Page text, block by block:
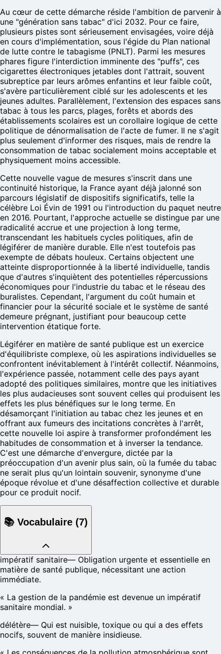
Au cœur de cette démarche réside l'ambition de parvenir à
une "génération sans tabac" d'ici 2032. Pour ce faire,
plusieurs pistes sont sérieusement envisagées, voire déjà
en cours d'implémentation, sous l'égide du Plan national
de lutte contre le tabagisme (PNLT). Parmi les mesures
phares figure l'interdiction imminente des "puffs", ces
cigarettes électroniques jetables dont l'attrait, souvent
subreptice par leurs arômes enfantins et leur faible coût,
s'avère particulièrement ciblé sur les adolescents et les
jeunes adultes. Parallèlement, l'extension des espaces sans
tabac à tous les parcs, plages, forêts et abords des
établissements scolaires est un corollaire logique de cette
politique de dénormalisation de l'acte de fumer. Il ne s'agit
plus seulement d'informer des risques, mais de rendre la
consommation de tabac socialement moins acceptable et
physiquement moins accessible.
Cette nouvelle vague de mesures s'inscrit dans une
continuité historique, la France ayant déjà jalonné son
parcours législatif de dispositifs significatifs, telle la
célèbre Loi Évin de 1991 ou l'introduction du paquet neutre
en 2016. Pourtant, l'approche actuelle se distingue par une
radicalité accrue et une projection à long terme,
transcendant les habituels cycles politiques, afin de
légiférer de manière durable. Elle n'est toutefois pas
exempte de débats houleux. Certains objectent une
atteinte disproportionnée à la liberté individuelle, tandis
que d'autres s'inquiètent des potentielles répercussions
économiques pour l'industrie du tabac et le réseau des
buralistes. Cependant, l'argument du coût humain et
financier pour la sécurité sociale et le système de santé
demeure prégnant, justifiant pour beaucoup cette
intervention étatique forte.
Légiférer en matière de santé publique est un exercice
d'équilibriste complexe, où les aspirations individuelles se
confrontent inévitablement à l'intérêt collectif. Néanmoins,
l'expérience passée, notamment celle des pays ayant
adopté des politiques similaires, montre que les initiatives
les plus audacieuses sont souvent celles qui produisent les
effets les plus bénéfiques sur le long terme. En
désamorçant l'initiation au tabac chez les jeunes et en
offrant aux fumeurs des incitations concrètes à l'arrêt,
cette nouvelle loi aspire à transformer profondément les
habitudes de consommation et à inverser la tendance.
C'est une démarche d'envergure, dictée par la
préoccupation d'un avenir plus sain, où la fumée du tabac
ne serait plus qu'un lointain souvenir, synonyme d'une
époque révolue et d'une désaffection collective et durable
pour ce produit nocif.
📚 Vocabulaire (7)
impératif sanitaire— Obligation urgente et essentielle en
matière de santé publique, nécessitant une action
immédiate.
« La gestion de la pandémie est devenue un impératif
sanitaire mondial. »
délétère— Qui est nuisible, toxique ou qui a des effets
nocifs, souvent de manière insidieuse.